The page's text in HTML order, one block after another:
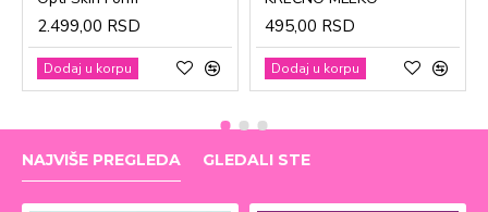
2.499,00 RSD
Dodaj u korpu
495,00 RSD
Dodaj u korpu
NAJVIŠE PREGLEDA GLEDALI STE